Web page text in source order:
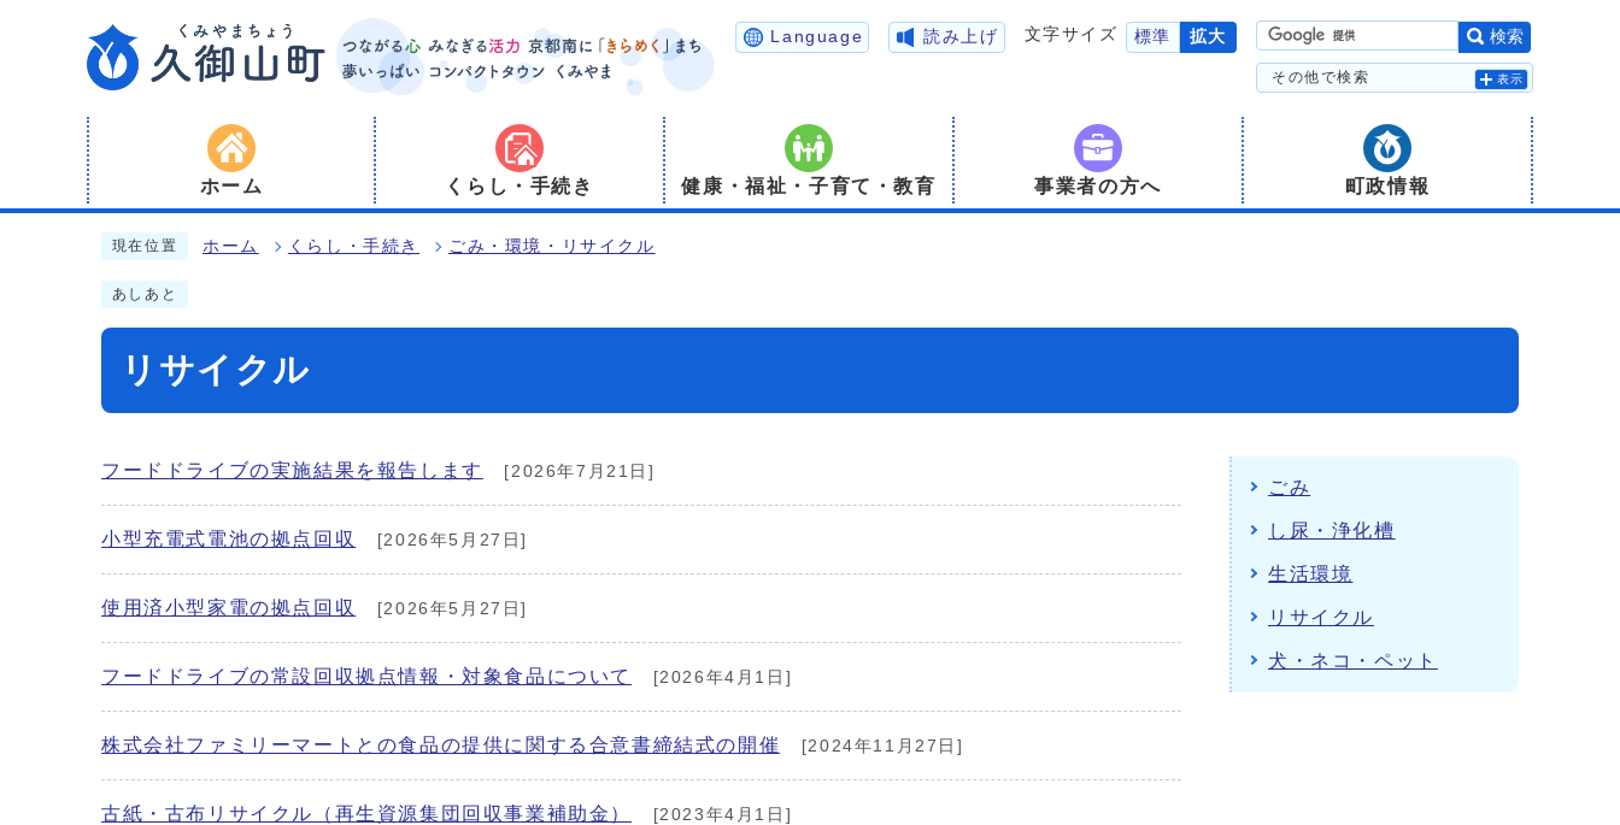
Language 読み上げ 文字サイズ 標準 拡大 検索
その他で検索 表示
ホーム くらし・手続き 健康・福祉・子育て・教育 事業者の方へ 町政情報
現在位置 ホーム くらし・手続き ごみ・環境・リサイクル
あしあと
リサイクル
フードドライブの実施結果を報告します [2026年7月21日]
小型充電式電池の拠点回収 [2026年5月27日]
使用済小型家電の拠点回収 [2026年5月27日]
フードドライブの常設回収拠点情報・対象食品について [2026年4月1日]
株式会社ファミリーマートとの食品の提供に関する合意書締結式の開催 [2024年11月27日]
古紙・古布リサイクル（再生資源集団回収事業補助金） [2023年4月1日]
ごみ
し尿・浄化槽
生活環境
リサイクル
犬・ネコ・ペット